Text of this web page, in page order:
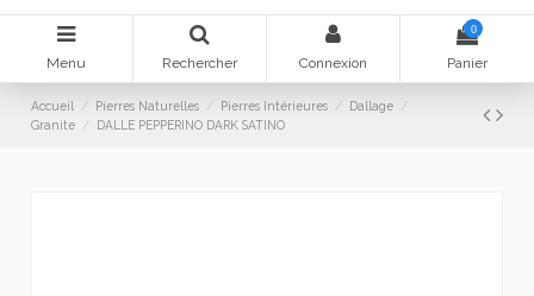
Menu Rechercher Connexion
0
Panier
Accueil Pierres Naturelles Pierres Intérieures
Dallage
Granite
DALLE PEPPERINO DARK SATINO